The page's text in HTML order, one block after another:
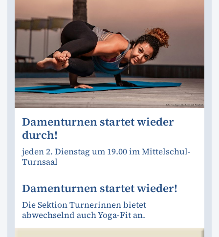
Damenturnen startet wieder
durch!
jeden 2. Dienstag um 19.00 im Mittelschul-
Turnsaal
Damenturnen startet wieder!
Die Sektion Turnerinnen bietet
abwechselnd auch Yoga-Fit an.